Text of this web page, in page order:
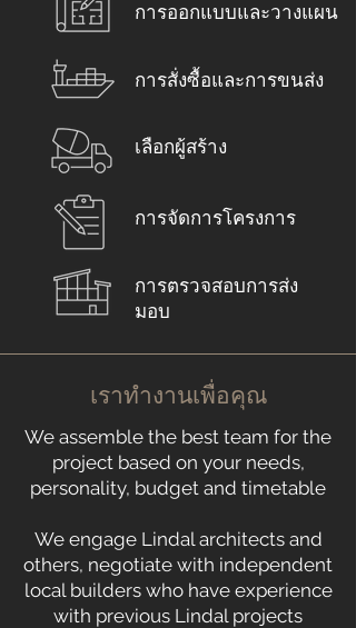
การออกแบบและวางแผน
การสั่งซื้อและการขนส่ง
เลือกผู้สร้าง
การจัดการโครงการ
การตรวจสอบการส่ง
มอบ
เราทำงานเพื่อคุณ
We assemble the best team for the
project based on your needs,
personality, budget and timetable
We engage Lindal architects and
others, negotiate with independent
local builders who have experience
with previous Lindal projects